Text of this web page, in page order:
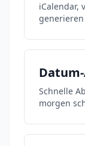
iCalendar,
Schnelle
morgen